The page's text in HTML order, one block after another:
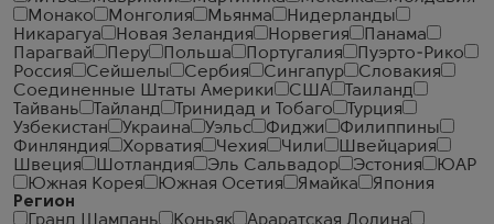
Монако
Монголия Мьянма
Нидерланды
Никарагуа
Новая Зеландия Норвегия
Панама
Парагвай
Перу Польша Португалия
Пуэрто-Рико
Россия
Сейшелы Сербия Сингапур
Словакия
Соединенные Штаты Америки
США
Таиланд
Тайвань
Тайланд Тринидад и Тобаго
Турция
Узбекистан
Украина Уэльс Фиджи
Филиппины
Финляндия
Хорватия Чехия Чили
Швейцария
Швеция
Шотландия Эль Сальвадор Эстония
ЮАР
Южная Корея
Южная Осетия Ямайка
Япония
Регион